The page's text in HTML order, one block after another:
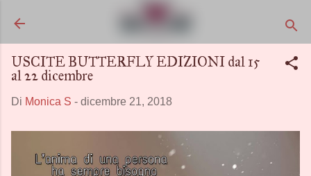
USCITE BUTTERFLY EDIZIONI dal 15
al 22 dicembre
Di Monica S - dicembre 21, 2018